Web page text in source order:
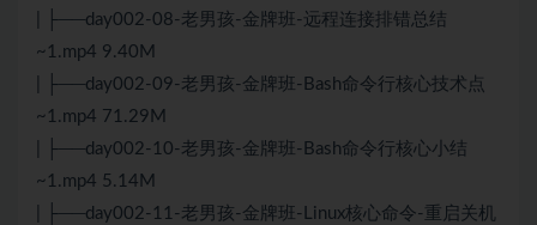
| ├──day002-08-老男孩-金牌班-远程连接排错总结
~1.mp4 9.40M
| ├──day002-09-老男孩-金牌班-Bash命令行核心技术点
~1.mp4 71.29M
| ├──day002-10-老男孩-金牌班-Bash命令行核心小结
~1.mp4 5.14M
| ├──day002-11-老男孩-金牌班-Linux核心命令-重启关机